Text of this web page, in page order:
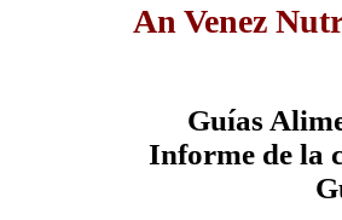
An Venez
Guías
Informe de la